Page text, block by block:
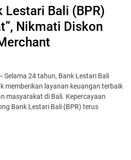
Lestari Bali (BPR)
Nikmati Diskon
Selama 24 tahun, Bank Lestari Bali
memberikan layanan keuangan terbaik
masyarakat di Bali. Kepercayaan
Bank Lestari Bali (BPR) terus